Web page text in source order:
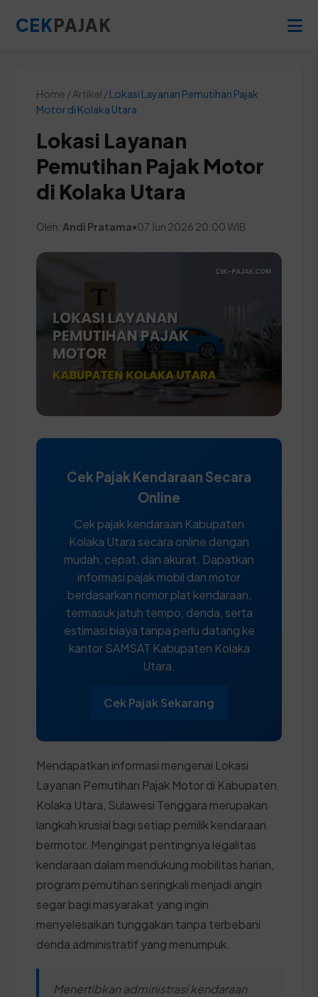
CEKPAJAK
Home / Artikel /Lokasi Layanan Pemutihan Pajak
Motor di Kolaka Utara
Lokasi Layanan
Pemutihan Pajak Motor
di Kolaka Utara
Oleh: Andi Pratama•07 Jun 2026 20:00 WIB
Cek Pajak Kendaraan Secara
Online
Cek pajak kendaraan Kabupaten
Kolaka Utara secara online dengan
mudah, cepat, dan akurat. Dapatkan
informasi pajak mobil dan motor
berdasarkan nomor plat kendaraan,
termasuk jatuh tempo, denda, serta
estimasi biaya tanpa perlu datang ke
kantor SAMSAT Kabupaten Kolaka
Utara.
Cek Pajak Sekarang
Mendapatkan informasi mengenai Lokasi
Layanan Pemutihan Pajak Motor di Kabupaten
Kolaka Utara, Sulawesi Tenggara merupakan
langkah krusial bagi setiap pemilik kendaraan
bermotor. Mengingat pentingnya legalitas
kendaraan dalam mendukung mobilitas harian,
program pemutihan seringkali menjadi angin
segar bagi masyarakat yang ingin
menyelesaikan tunggakan tanpa terbebani
denda administratif yang menumpuk.
Menertibkan administrasi kendaraan